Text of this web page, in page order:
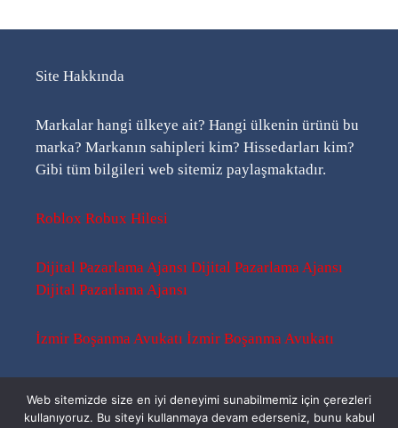
Site Hakkında
Markalar hangi ülkeye ait? Hangi ülkenin ürünü bu
marka? Markanın sahipleri kim? Hissedarları kim?
Gibi tüm bilgileri web sitemiz paylaşmaktadır.
Roblox Robux Hilesi
Dijital Pazarlama Ajansı Dijital Pazarlama Ajansı
Dijital Pazarlama Ajansı
İzmir Boşanma Avukatı İzmir Boşanma Avukatı
Web sitemizde size en iyi deneyimi sunabilmemiz için çerezleri
kullanıyoruz. Bu siteyi kullanmaya devam ederseniz, bunu kabul